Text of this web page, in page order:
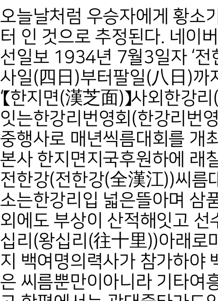
오늘날처럼 우승자에게 황소
터 인 것으로 추정된다. 네이
선일보 1934년 7월3일자 ‘
사일(四日)부터팔일(八日)까
‘【한지면(漢芝面)】사외한
잇는한강리번영회(한강리번
중행사로 매년씩름대회를 개
본사 한지면지국후원하에 래
전한강(전한강(全漢江))씨름
소는한강리입 넓은뜰아며 삼
외에도 부상이 산적해잇고
십리(왕십리(往十里))아래로
지 백여명의력사가 참가하야
은 씨름뿐만이아니라 기타여